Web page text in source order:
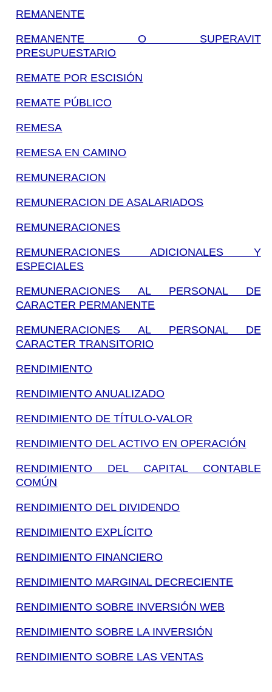
REMANENTE
REMANENTE O SUPERAVIT
PRESUPUESTARIO
REMATE POR ESCISIÓN
REMATE PÚBLICO
REMESA
REMESA EN CAMINO
REMUNERACION
REMUNERACION DE ASALARIADOS
REMUNERACIONES
REMUNERACIONES ADICIONALES Y
ESPECIALES
REMUNERACIONES AL PERSONAL DE
CARACTER PERMANENTE
REMUNERACIONES AL PERSONAL DE
CARACTER TRANSITORIO
RENDIMIENTO
RENDIMIENTO ANUALIZADO
RENDIMIENTO DE TÍTULO-VALOR
RENDIMIENTO DEL ACTIVO EN OPERACIÓN
RENDIMIENTO DEL CAPITAL CONTABLE
COMÚN
RENDIMIENTO DEL DIVIDENDO
RENDIMIENTO EXPLÍCITO
RENDIMIENTO FINANCIERO
RENDIMIENTO MARGINAL DECRECIENTE
RENDIMIENTO SOBRE INVERSIÓN WEB
RENDIMIENTO SOBRE LA INVERSIÓN
RENDIMIENTO SOBRE LAS VENTAS